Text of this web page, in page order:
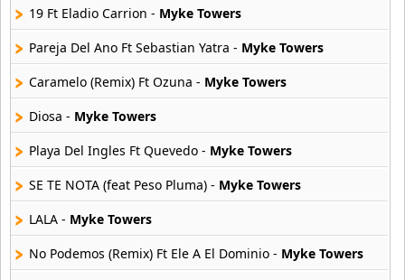
Elias Ayaviri
18 músicas online
33 músicas online
Ghostface Killah
20 músicas online
Guariboa
3 músicas online
Gucci Mane
33 músicas online
19 Ft Eladio Carrion - Myke Towers
Pareja Del Ano Ft Sebastian Yatra - Myke Towers
Caramelo (Remix) Ft Ozuna - Myke Towers
Diosa - Myke Towers
Playa Del Ingles Ft Quevedo - Myke Towers
SE TE NOTA (feat Peso Pluma) - Myke Towers
LALA - Myke Towers
No Podemos (Remix) Ft Ele A El Dominio - Myke Towers